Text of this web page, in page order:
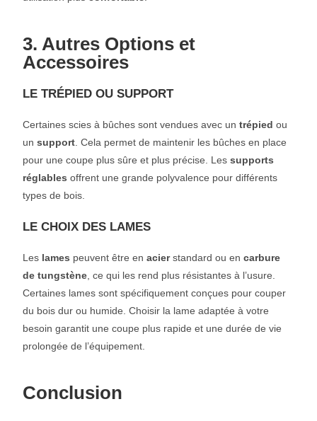
3. Autres Options et
Accessoires
LE TRÉPIED OU SUPPORT
Certaines scies à bûches sont vendues avec untrépied ou
unsupport . Cela permet de maintenir les bûches en place
pour une coupe plus sûre et plus précise. Lessupports
réglables offrent une grande polyvalence pour différents
types de bois.
LE CHOIX DES LAMES
Les lames peuvent être enacierstandard ou encarbure
de tungstène , ce qui les rend plus résistantes à l’usure.
Certaines lames sont spécifiquement conçues pour couper
du bois dur ou humide. Choisir la lame adaptée à votre
besoin garantit une coupe plus rapide et une durée de vie
prolongée de l’équipement.
Conclusion